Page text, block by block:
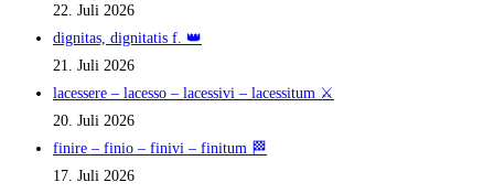
22. Juli 2026
dignitas, dignitatis f. 👑
21. Juli 2026
lacessere – lacesso – lacessivi – lacessitum ⚔️
20. Juli 2026
finire – finio – finivi – finitum 🏁
17. Juli 2026